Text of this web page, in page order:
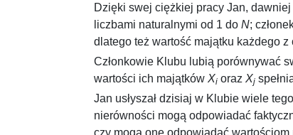
Dzięki swej ciężkiej pracy Jan,
liczbami naturalnymi od 1 do N;
dlatego też wartość majątku każdego
Członkowie Klubu lubią porównywać
wartości ich majątków Xi oraz Xj
Jan usłyszał dzisiaj w Klubie wiele
nierówności mogą odpowiadać
czy mogą one odpowiadać